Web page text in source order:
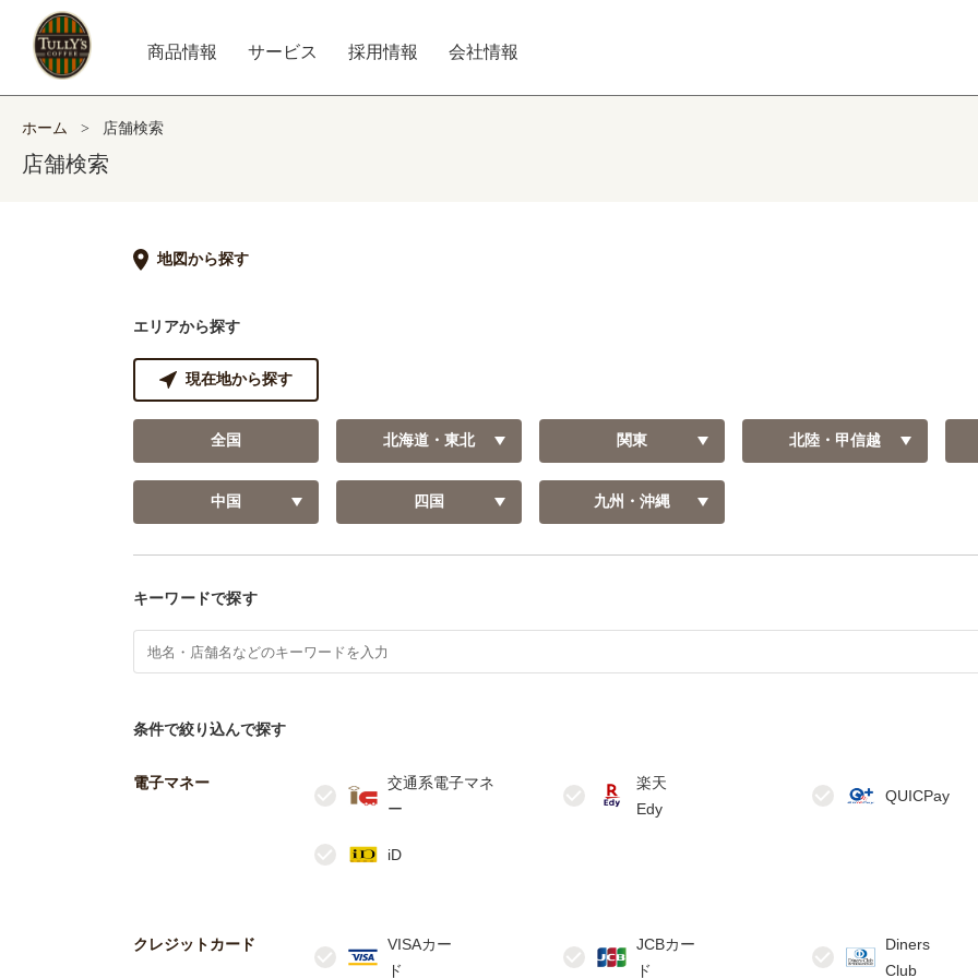
商品情報 サービス 採用情報 会社情報
ホーム > 店舗検索
店舗検索
地図から探す
エリアから探す
現在地から探す
全国 北海道・東北 関東 北陸・甲信越
中国 四国 九州・沖縄
キーワードで探す
条件で絞り込んで探す
電子マネー
交通系電子マネ
楽天
Edy
QUICPay
iD
クレジットカード
VISAカー
JCBカー
Diners
Club